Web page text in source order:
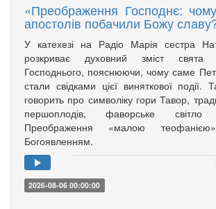
«Преображення Господнє:
апостолів побачили Божу
У катехезі на Радіо Марія сестра
розкриває духовний зміст свята
Господнього, пояснюючи, чому саме
стали свідками цієї виняткової події.
говорить про символіку гори Тавор,
першоплодів, фаворське
Преображення «малою
Богоявленням.
2026-08-06 00:00:00